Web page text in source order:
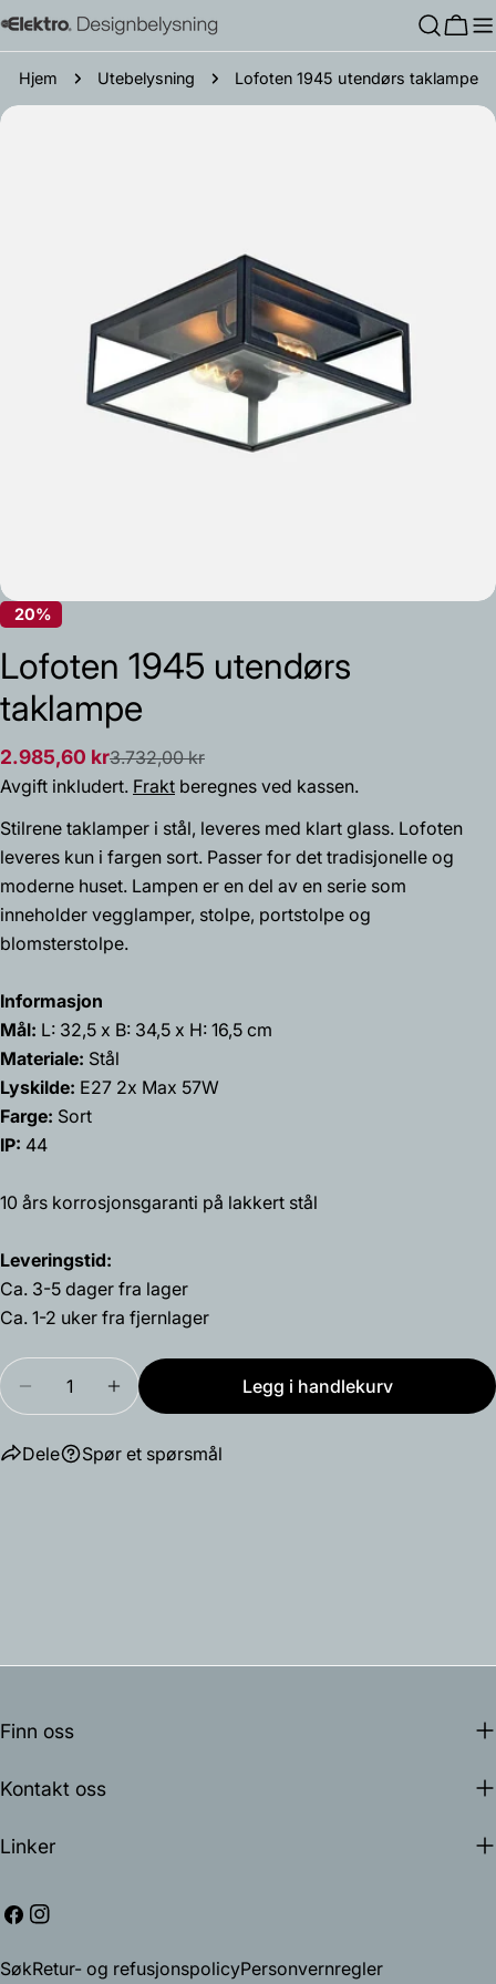
Hopp
innholdet
Hjem Utebelysning Lofoten 1945 utendørs taklampe
Gå
media 0 i modal
20%
Lofoten 1945 utendørs
taklampe
Salgs
pris
2.985,60 kr
Vanlig
pris
3.732,00 kr
Avgift inkludert. Frakt beregnes ved kassen.
Stilrene taklamper i stål, leveres med klart glass. Lofoten
leveres kun i fargen sort. Passer for det tradisjonelle og
moderne huset. Lampen er en del av en serie som
inneholder vegglamper, stolpe, portstolpe og
blomsterstolpe.
Informasjon
Mål: L: 32,5 x B: 34,5 x H: 16,5 cm
Materiale: Stål
Lyskilde: E27 2x Max 57W
Farge: Sort
IP: 44
10 års korrosjonsgaranti på lakkert stål
Leveringstid:
Ca. 3-5 dager fra lager
Ca. 1-2 uker fra fjernlager
Mengde
Reduser antallet for Lofoten 1945 utendørs
Øk antallet for Lofoten 1945 utendørs
Legg i handlekurv
Dele
Del dette produktet
Dele
Del
på
Del
Fest
Spør et spørsmål
Spør et spørsmål
Navnet
Din
Din
telefon
Din
beskjed
Finn oss
Kontakt oss
Linker
Facebook
Instagram
SøkRetur- og refusjonspolicyPersonvernregler